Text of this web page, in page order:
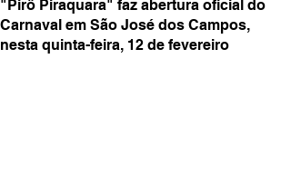
"Pirô Piraquara" faz abertura oficial do
Carnaval em São José dos Campos,
nesta quinta-feira, 12 de fevereiro